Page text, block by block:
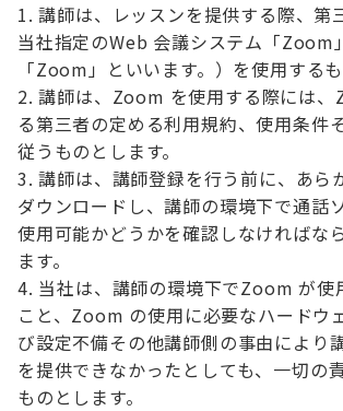
講師は、レッスンを提供する際、第
当社指定のWeb 会議システム「Zoom
「Zoom」といいます。）を使用するも
講師は、Zoom を使用する際には
る第三者の定める利用規約、使用条件
従うものとします。
講師は、講師登録を行う前に、あら
ダウンロードし、講師の環境下で通話
使用可能かどうかを確認しなければな
ます。
当社は、講師の環境下でZoom が使
こと、Zoom の使用に必要なハードウ
び設定不備その他講師側の事由により
を提供できなかったとしても、一切の
ものとします。